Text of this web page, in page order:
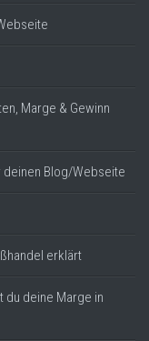
Marge & Gewinn
deinen Blog/Webseite
erklärt
du deine Marge in